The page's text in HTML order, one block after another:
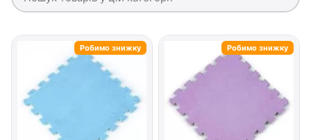
Робимо знижку Робимо знижку